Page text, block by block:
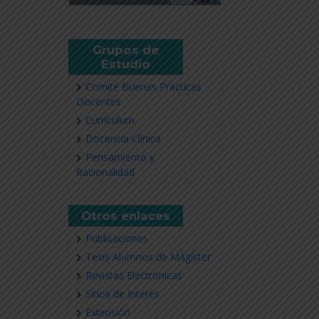
Grupos de
Estudio
Comité Buenas Practicas
Docentes
Currículum
Docencia Clínica
Pensamiento y
Racionalidad
Otros enlaces
Publicaciones
Tesis Alumnos de Magíster
Revistas Electrónicas
Sitios de Interés
Extensión